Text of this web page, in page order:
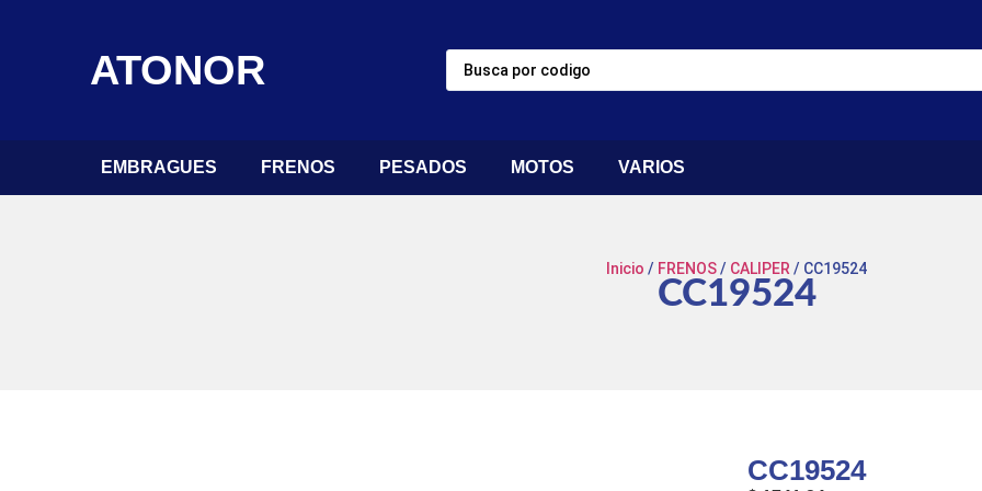
ATONOR
EMBRAGUES FRENOS PESADOS MOTOS VARIOS
Inicio / FRENOS/ CALIPER / CC19524
CC19524
CC19524